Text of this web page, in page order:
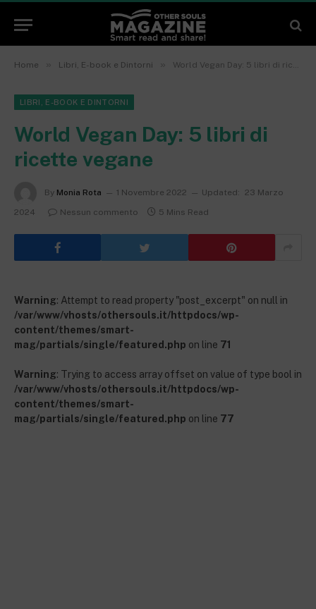
Home » Libri, E-book e Dintorni » World Vegan Day: 5 libri di ricette vegane
LIBRI, E-BOOK E DINTORNI
World Vegan Day: 5 libri di
ricette vegane
By Monia Rota 1 Novembre 2022 Updated:
23 Marzo
2024
Nessun commento 5 Mins Read
Warning: Attempt to read property "post_excerpt" on null in
/var/www/vhosts/othersouls.it/httpdocs/wp-
content/themes/smart-
mag/partials/single/featured.php on line 71
Warning: Trying to access array offset on value of type bool in
/var/www/vhosts/othersouls.it/httpdocs/wp-
content/themes/smart-
mag/partials/single/featured.php on line 77